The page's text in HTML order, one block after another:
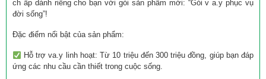
ch ấp dành riêng cho bạn với gói sản phẩm mới: “Gói v a.y phục vụ
đời sống”!
Đặc điểm nổi bật của sản phẩm:
Hỗ trợ va.y linh hoạt: Từ 10 triệu đến 300 triệu đồng, giúp bạn đáp
ứng các nhu cầu cần thiết trong cuộc sống.